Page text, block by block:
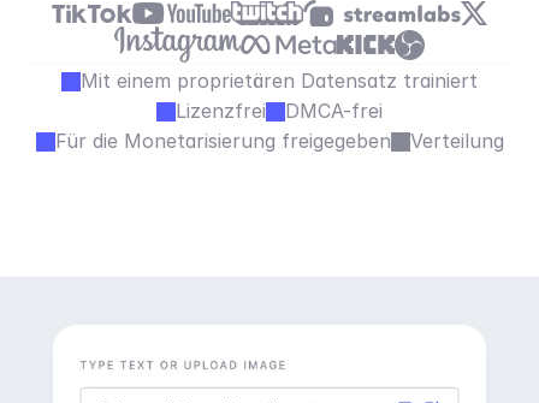
Mit einem proprietären Datensatz trainiert
Lizenzfrei
DMCA-frei
Für die Monetarisierung freigegeben
Verteilung